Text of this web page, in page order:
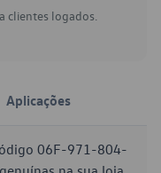
clientes logados.
Aplicações
06F-971-804-